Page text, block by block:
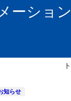
ーショ
知らせ